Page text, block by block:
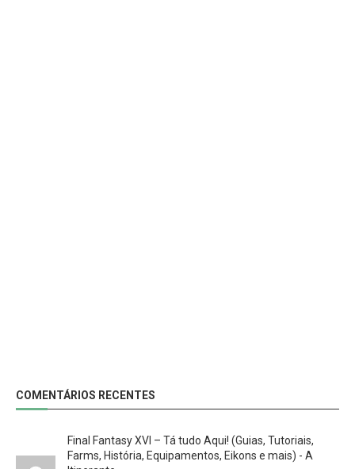
COMENTÁRIOS RECENTES
Final Fantasy XVI – Tá tudo Aqui! (Guias, Tutoriais,
Farms, História, Equipamentos, Eikons e mais) - A